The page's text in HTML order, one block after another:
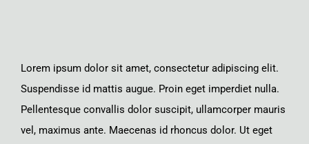
Lorem ipsum dolor sit amet, consectetur adipiscing elit.
Suspendisse id mattis augue. Proin eget imperdiet nulla.
Pellentesque convallis dolor suscipit, ullamcorper mauris
vel, maximus ante. Maecenas id rhoncus dolor. Ut eget